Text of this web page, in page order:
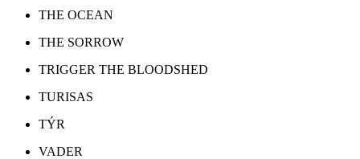
THE OCEAN
THE SORROW
TRIGGER THE BLOODSHED
TURISAS
TÝR
VADER